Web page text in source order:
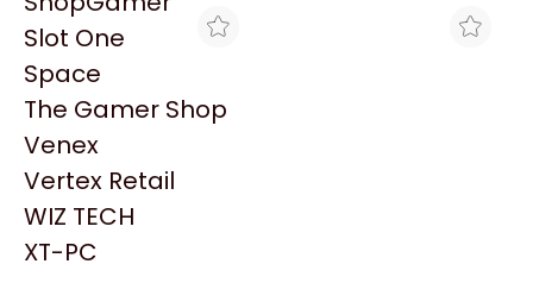
Razer
Redragon
Samsung
Sandisk
Sapphire
Seagate
Sentey
Solarmax
Slot One
Space
The Gamer Shop
Venex
Vertex Retail
WIZ TECH
XT-PC
ACUARIO INSUMOS
HD EXTERNO 2TB
PORTABLE BLACK
$326.426